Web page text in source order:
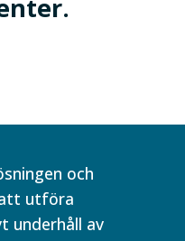
och
utföra
underhåll av